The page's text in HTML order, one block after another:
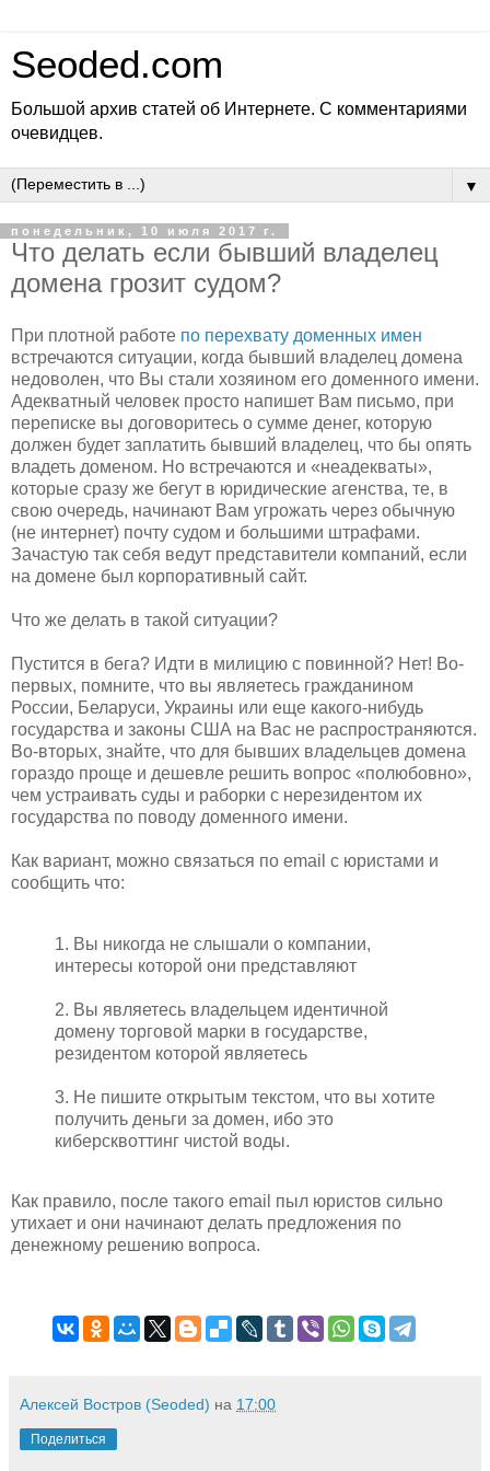
Seoded.com
Большой архив статей об Интернете. С комментариями
очевидцев.
▼
понедельник, 10 июля 2017 г.
Что делать если бывший владелец
домена грозит судом?
При плотной работе по перехвату доменных имен
встречаются ситуации, когда бывший владелец домена
недоволен, что Вы стали хозяином его доменного имени.
Адекватный человек просто напишет Вам письмо, при
переписке вы договоритесь о сумме денег, которую
должен будет заплатить бывший владелец, что бы опять
владеть доменом. Но встречаются и «неадекваты»,
которые сразу же бегут в юридические агенства, те, в
свою очередь, начинают Вам угрожать через обычную
(не интернет) почту судом и большими штрафами.
Зачастую так себя ведут представители компаний, если
на домене был корпоративный сайт.
Что же делать в такой ситуации?
Пустится в бега? Идти в милицию с повинной? Нет! Во-
первых, помните, что вы являетесь гражданином
России, Беларуси, Украины или еще какого-нибудь
государства и законы США на Вас не распространяются.
Во-вторых, знайте, что для бывших владельцев домена
гораздо проще и дешевле решить вопрос «полюбовно»,
чем устраивать суды и раборки с нерезидентом их
государства по поводу доменного имени.
Как вариант, можно связаться по email с юристами и
сообщить что:
1. Вы никогда не слышали о компании,
интересы которой они представляют
2. Вы являетесь владельцем идентичной
домену торговой марки в государстве,
резидентом которой являетесь
3. Не пишите открытым текстом, что вы хотите
получить деньги за домен, ибо это
киберсквоттинг чистой воды.
Как правило, после такого email пыл юристов сильно
утихает и они начинают делать предложения по
денежному решению вопроса.
Алексей Востров (Seoded) на 17:00
Поделиться